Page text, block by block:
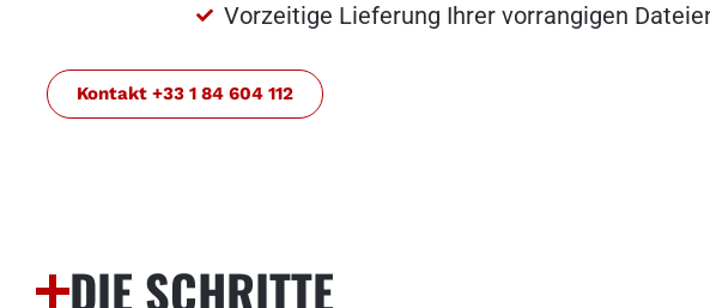
Vorzeitige Lieferung Ihrer vorrangigen
Kontakt +33 1 84 604 112
DIE SCHRITTE